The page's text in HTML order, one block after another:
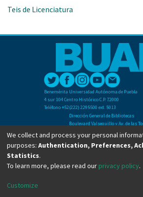
Teis de Licenciatura
Benemérita Universidad Autónoma de Puebla
4 sur 104 Centro Histórico C.P. 72000
Teléfono +52(222) 2295500 ext. 5013
Dirección General de Bibliotecas
Boulevard Valsequillo y Av. de las
Ciudad Universitaria. Col. San
C.P. 72570
Teléfono +52 (222) 2295500 Ext 2901
Copyright © Dirección General de
We collect and process your personal
purposes: Authentication, Preferences,
Statistics.
To learn more, please read our privacy policy.
Customize